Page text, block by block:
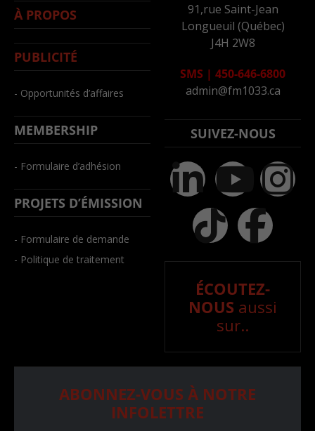
À PROPOS
PUBLICITÉ
- Opportunités d’affaires
MEMBERSHIP
- Formulaire d’adhésion
PROJETS D’ÉMISSION
- Formulaire de demande
- Politique de traitement
91,rue Saint-Jean
Longueuil (Québec)
J4H 2W8
SMS | 450-646-6800
admin@fm1033.ca
SUIVEZ-NOUS
ÉCOUTEZ-
NOUS aussi
sur..
ABONNEZ-VOUS À NOTRE
INFOLETTRE